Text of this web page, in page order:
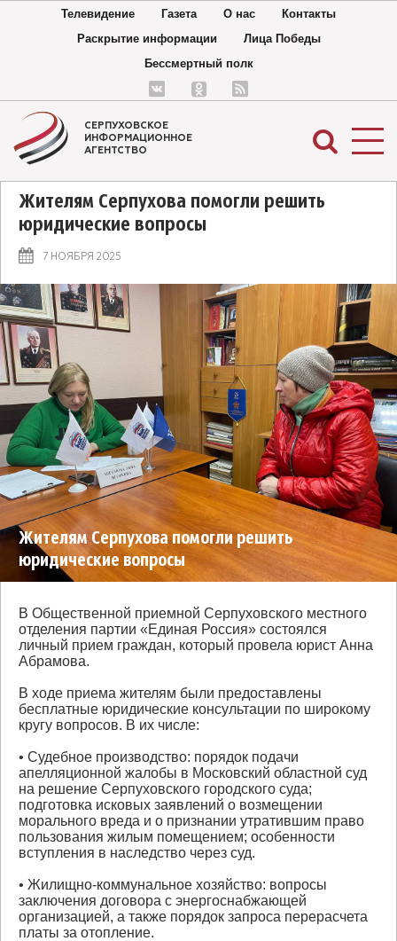
Телевидение Газета О нас
Контакты
Раскрытие информации
Лица Победы
Бессмертный полк
СЕРПУХОВСКОЕ
ИНФОРМАЦИОННОЕ
АГЕНТСТВО
Жителям Серпухова помогли решить
юридические вопросы
7 НОЯБРЯ 2025
Жителям Серпухова помогли решить
юридические вопросы
В Общественной приемной Серпуховского местного
отделения партии «Единая Россия» состоялся
личный прием граждан, который провела юрист Анна
Абрамова.
В ходе приема жителям были предоставлены
бесплатные юридические консультации по широкому
кругу вопросов. В их числе:
• Судебное производство: порядок подачи
апелляционной жалобы в Московский областной суд
на решение Серпуховского городского суда;
подготовка исковых заявлений о возмещении
морального вреда и о признании утратившим право
пользования жилым помещением; особенности
вступления в наследство через суд.
• Жилищно-коммунальное хозяйство: вопросы
заключения договора с энергоснабжающей
организацией, а также порядок запроса перерасчета
платы за отопление.